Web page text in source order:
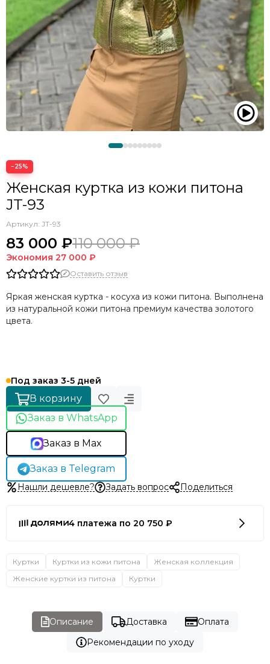
−25%
Женская куртка из кожи питона
JT-93
Артикул: JT-93
83 000 ₽110 000 ₽
Экономия 27 000 ₽
Оставить отзыв
Яркая женская куртка - косуха из кожи питона. Выполнена
из натуральной кожи питона премиум качества золотого
цвета.
Под заказ 3-5 дней
В корзину
Заказ в WhatsApp
Заказ в Max
Заказ в Telegram
Нашли дешевле? Задать вопрос Поделиться
4 платежа по 20 750 ₽
Куртки Куртки из кожи питона
Женская коллекция
Женские куртки из питона
Куртки
Описание Доставка
Оплата
Рекомендации по уходу